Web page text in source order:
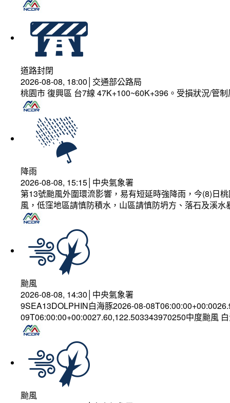
道路封閉
2026-08-08, 18:00│交通部公路局
桃園市 復興區 台7線 47K+100~60K+396。受損狀況/管
降雨
2026-08-08, 15:15│中央氣象署
第13號颱風外圍環流影響，易有短延時強降雨，今(8)日
風，低窪地區請慎防積水，山區請慎防坍方、落石及溪
颱風
2026-08-08, 14:30│中央氣象署
9SEA13DOLPHIN白海豚2026-08-
09T06:00:00+00:0027.60,122.503343970250中度颱風
颱風